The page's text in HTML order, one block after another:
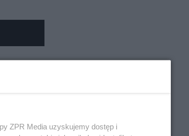
ZPR Media uzyskujemy dostęp i